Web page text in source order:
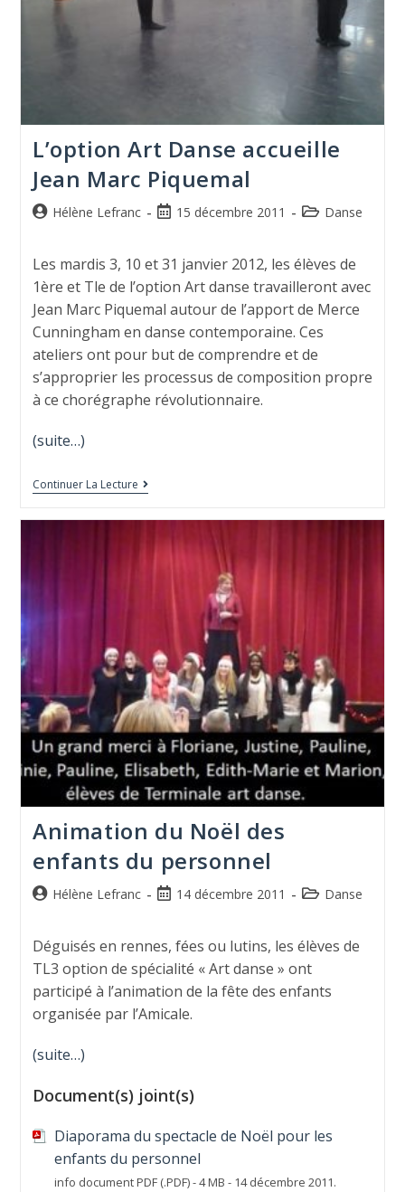
L’option Art Danse accueille
Jean Marc Piquemal
Hélène Lefranc 15 décembre 2011 Danse
Les mardis 3, 10 et 31 janvier 2012, les élèves de
1ère et Tle de l’option Art danse travailleront avec
Jean Marc Piquemal autour de l’apport de Merce
Cunningham en danse contemporaine. Ces
ateliers ont pour but de comprendre et de
s’approprier les processus de composition propre
à ce chorégraphe révolutionnaire.
(suite…)
Continuer La Lecture
Animation du Noël des
enfants du personnel
Hélène Lefranc 14 décembre 2011 Danse
Déguisés en rennes, fées ou lutins, les élèves de
TL3 option de spécialité « Art danse » ont
participé à l’animation de la fête des enfants
organisée par l’Amicale.
(suite…)
Document(s) joint(s)
Diaporama du spectacle de Noël pour les
enfants du personnel
info document PDF (.PDF) - 4 MB - 14 décembre 2011.